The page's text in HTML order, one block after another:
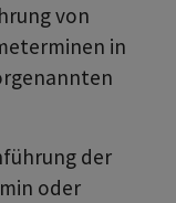
von
in
der
oder